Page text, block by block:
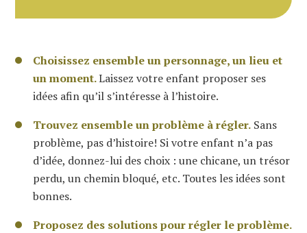
Choisissez ensemble un personnage, un lieu et
un moment.Laissez votre enfant proposer ses
idées afin qu’il s’intéresse à l’histoire.
Trouvez ensemble un problème à régler. Sans
problème, pas d’histoire! Si votre enfant n’a pas
d’idée, donnez-lui des choix : une chicane, un trésor
perdu, un chemin bloqué, etc. Toutes les idées sont
bonnes.
Proposez des solutions pour régler le problème.